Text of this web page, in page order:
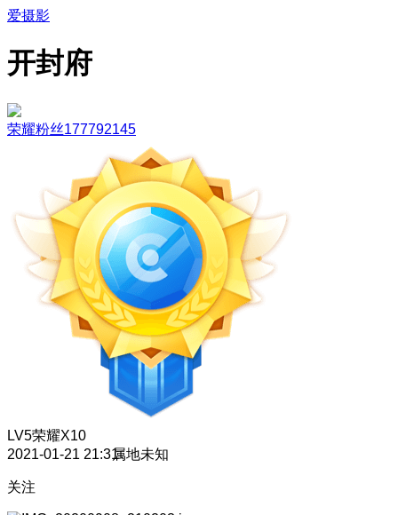
爱摄影
开封府
荣耀粉丝177792145
LV5荣耀X10
2021-01-21 21:31属地未知
关注